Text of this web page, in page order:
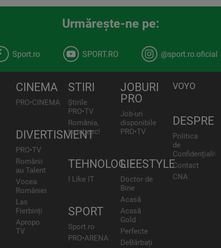
Urmăreşte-ne pe:
Sport.ro SPORT.RO @sport.ro.oficial
CINEMA
PRO•CINEMA
DIVERTISMENT
PRO•TV
Românii
au Talent
Vocea
României
Las
Fierbinți
Apropo
TV
STIRI
Știrile
PRO•TV
România,
te iubesc!
TEHNOLOGIE
I Like IT
SPORT
Sport.ro
PRO•ARENA
JOBURI
PRO
Job-uri
disponibile
PRO•TV
LIFESTYLE
Doctor de
Bine
Acasă
Acasă
Gold
Perfecte
DeBărbați
VOYO
DESPRE
Politica
de
Contact
CNA